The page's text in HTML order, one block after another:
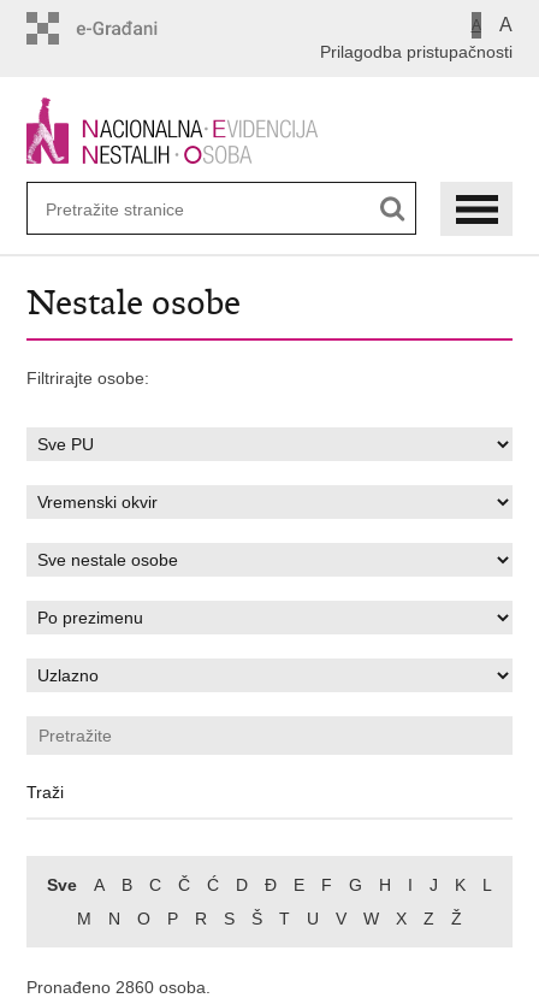
A A
Prilagodba pristupačnosti
Nestale osobe
Filtrirajte osobe:
Sve A B C Č Ć D Đ E F G H I J K
L
M
N O P R S Š T U V W X Z Ž
Pronađeno 2860 osoba.